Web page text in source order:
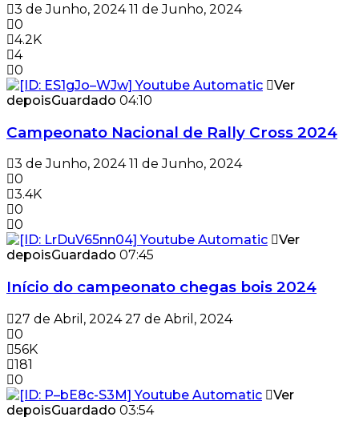
3 de Junho, 2024 11 de Junho, 2024
0
4.2K
4
0
Ver
depoisGuardado 04:10
Campeonato Nacional de Rally Cross 2024
3 de Junho, 2024 11 de Junho, 2024
0
3.4K
0
0
Ver
depoisGuardado 07:45
Início do campeonato chegas bois 2024
27 de Abril, 2024 27 de Abril, 2024
0
56K
181
0
Ver
depoisGuardado 03:54